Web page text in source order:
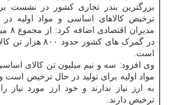
بزرگترین بندر تجاری کشور در نشست
ترخیص کالاهای اساسی و مواد اولیه در
در گمرک های کشور
است.
وی افزود: سه و نیم میلیون تن کالای
مواد اولیه برای تولید در حال ترخیص است
به ارز نیاز ندارند و خود ارز مورد نیاز
ترخیص دارند.